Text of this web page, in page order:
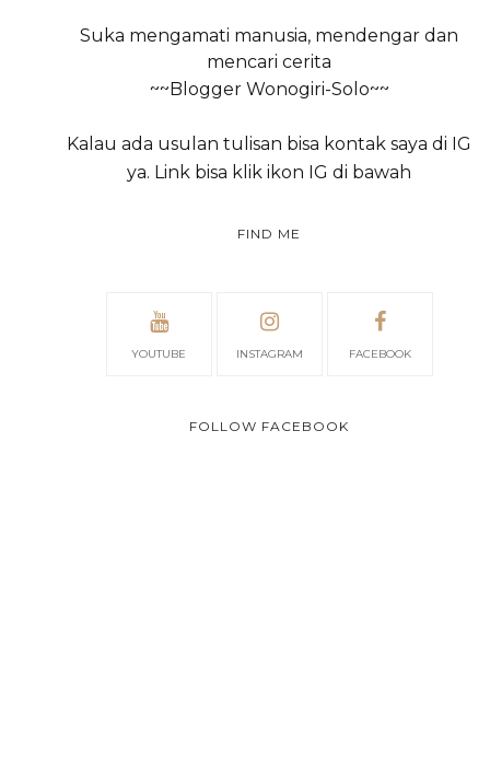
Suka mengamati manusia, mendengar dan
mencari cerita
~~Blogger Wonogiri-Solo~~
Kalau ada usulan tulisan bisa kontak saya di IG
ya. Link bisa klik ikon IG di bawah
FIND ME
YOUTUBE INSTAGRAM FACEBOOK
FOLLOW FACEBOOK